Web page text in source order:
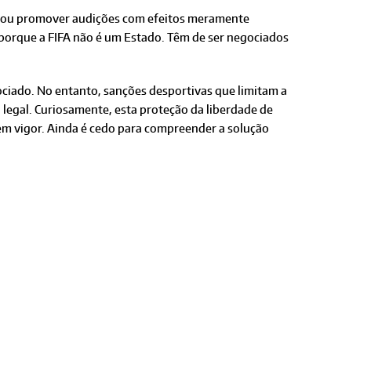
promover audições com efeitos meramente
a FIFA não é um Estado. Têm de ser negociados
No entanto, sanções desportivas que limitam a
Curiosamente, esta proteção da liberdade de
vigor. Ainda é cedo para compreender a solução